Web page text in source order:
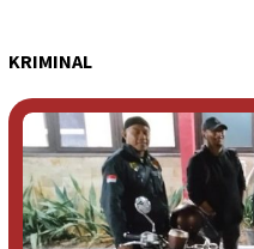
KRIMINAL